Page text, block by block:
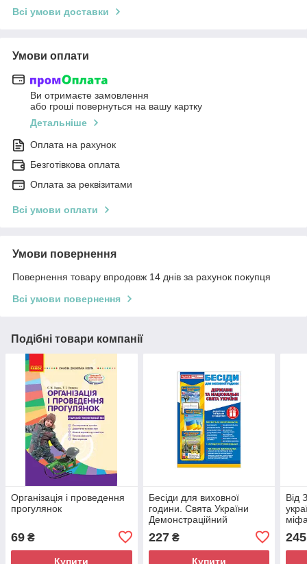
Всі умови доставки
Умови оплати
Ви отримаєте замовлення
або гроші повернуться на вашу картку
Детальніше
Оплата на рахунок
Безготівкова оплата
Оплата за реквізитами
Всі умови оплати
Умови повернення
Повернення товару впродовж 14 днів за рахунок покупця
Всі умови повернення
Подібні товари компанії
Організація і проведення
прогулянок
69 ₴
Купити
Бесіди для виховної
години. Свята України
Демонстраційний
227₴
Купити
Від
245